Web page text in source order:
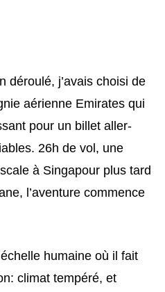
déroulé, j’avais choisi de
aérienne Emirates qui
pour un billet aller-
26h de vol, une
à Singapour plus tard
l’aventure commence
humaine où il fait
climat tempéré, et